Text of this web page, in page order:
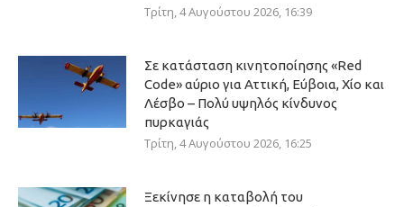
Τρίτη, 4 Αυγούστου 2026, 16:39
Σε κατάσταση κινητοποίησης «Red
Code» αύριο για Αττική, Εύβοια, Χίο και
Λέσβο – Πολύ υψηλός κίνδυνος
πυρκαγιάς
Τρίτη, 4 Αυγούστου 2026, 16:25
Ξεκίνησε η καταβολή του